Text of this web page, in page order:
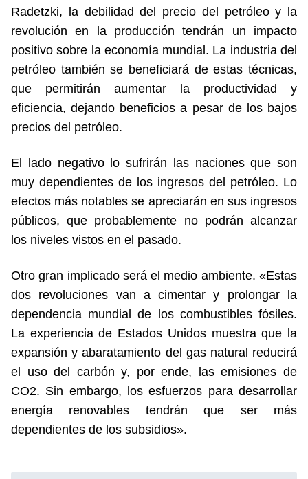
Radetzki, la debilidad del precio del petróleo y la
revolución en la producción tendrán un impacto
positivo sobre la economía mundial. La industria del
petróleo también se beneficiará de estas técnicas,
que permitirán aumentar la productividad y
eficiencia, dejando beneficios a pesar de los bajos
precios del petróleo.
El lado negativo lo sufrirán las naciones que son
muy dependientes de los ingresos del petróleo. Lo
efectos más notables se apreciarán en sus ingresos
públicos, que probablemente no podrán alcanzar
los niveles vistos en el pasado.
Otro gran implicado será el medio ambiente. «Estas
dos revoluciones van a cimentar y prolongar la
dependencia mundial de los combustibles fósiles.
La experiencia de Estados Unidos muestra que la
expansión y abaratamiento del gas natural reducirá
el uso del carbón y, por ende, las emisiones de
CO2. Sin embargo, los esfuerzos para desarrollar
energía renovables tendrán que ser más
dependientes de los subsidios».